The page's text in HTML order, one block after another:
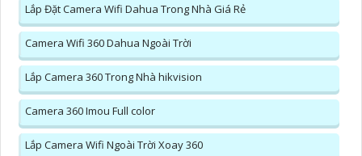
Lắp Đặt Camera Wifi Dahua Trong Nhà Giá Rẻ
Camera Wifi 360 Dahua Ngoài Trời
Lắp Camera 360 Trong Nhà hikvision
Camera 360 Imou Full color
Lắp Camera Wifi Ngoài Trời Xoay 360